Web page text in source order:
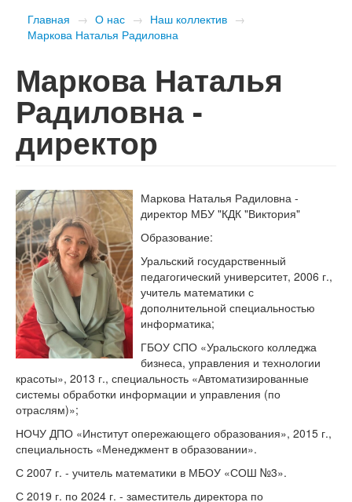
Главная → О нас → Наш коллектив →
Маркова Наталья Радиловна
Маркова Наталья
Радиловна -
директор
Маркова Наталья Радиловна -
директор МБУ "КДК "Виктория"
Образование:
Уральский государственный
педагогический университет, 2006 г.,
учитель математики с
дополнительной специальностью
информатика;
ГБОУ СПО «Уральского колледжа
бизнеса, управления и технологии
красоты», 2013 г., специальность «Автоматизированные
системы обработки информации и управления (по
отраслям)»;
НОЧУ ДПО «Институт опережающего образования», 2015 г.,
специальность «Менеджмент в образовании».
С 2007 г. - учитель математики в МБОУ «СОШ №3».
С 2019 г. по 2024 г. - заместитель директора по